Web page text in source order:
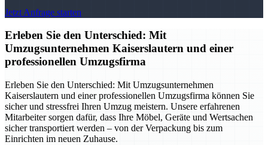
Jetzt Anfrage starten
Erleben Sie den Unterschied: Mit
Umzugsunternehmen Kaiserslautern und einer
professionellen Umzugsfirma
Erleben Sie den Unterschied: Mit Umzugsunternehmen
Kaiserslautern und einer professionellen Umzugsfirma können Sie
sicher und stressfrei Ihren Umzug meistern. Unsere erfahrenen
Mitarbeiter sorgen dafür, dass Ihre Möbel, Geräte und Wertsachen
sicher transportiert werden – von der Verpackung bis zum
Einrichten im neuen Zuhause.